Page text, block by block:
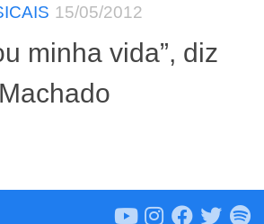
15/05/2012
minha vida”, diz